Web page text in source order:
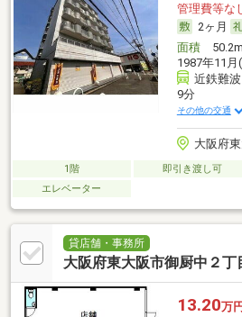
管理費等な
2ヶ月
面積50.2m
1987年11
近鉄難
9分
その他の交通
大阪府
1階 即引き渡し可
エレベーター
貸店舗・事務所
大阪府東大阪市御厨中２丁
13.20万円